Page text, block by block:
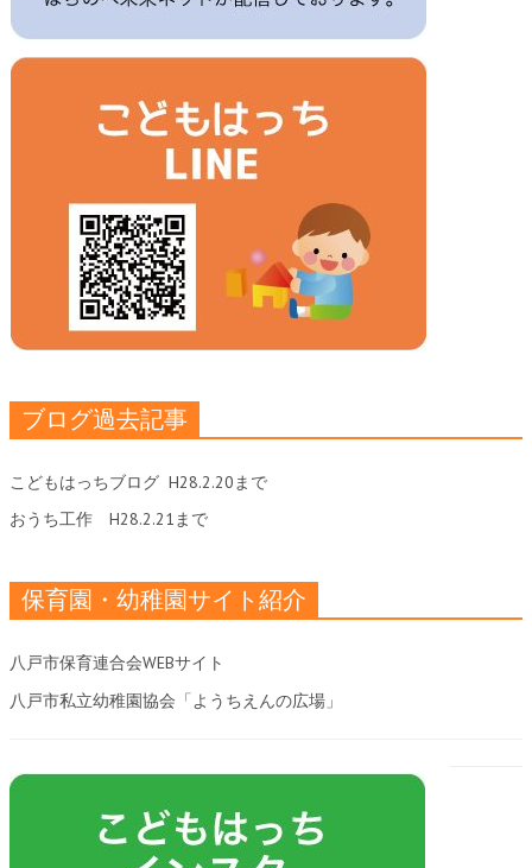
ブログ過去記事
こどもはっちブログ H28.2.20まで
おうち工作 H28.2.21まで
保育園・幼稚園サイト紹介
八戸市保育連合会WEBサイト
八戸市私立幼稚園協会「ようちえんの広場」